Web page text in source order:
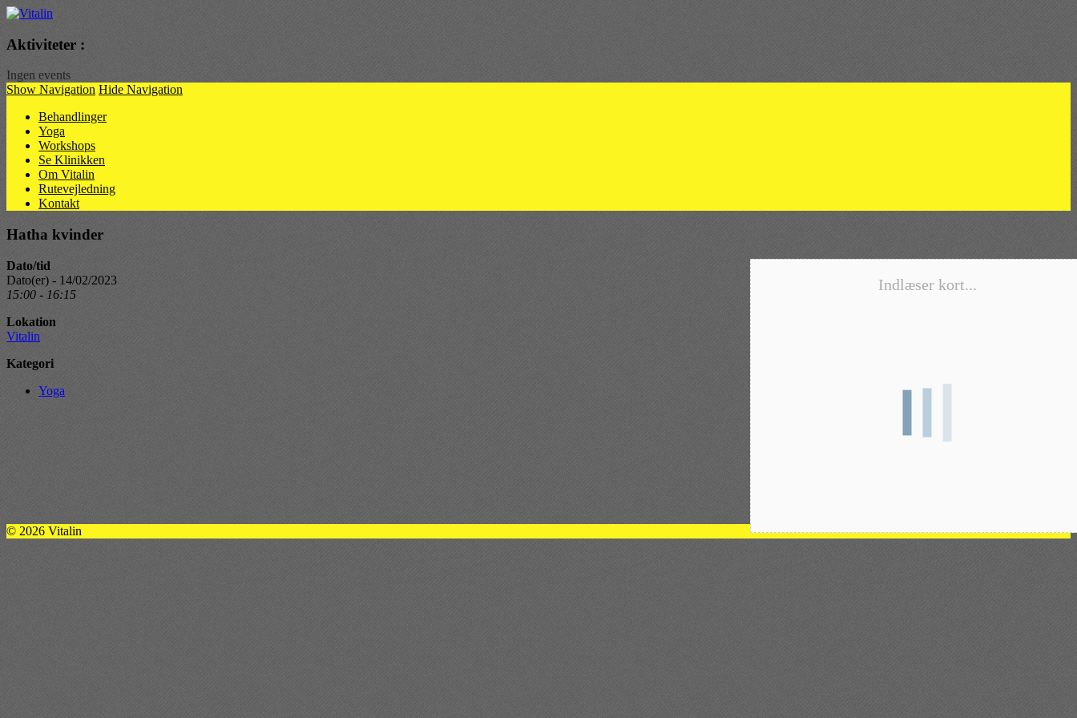
Aktiviteter :
Ingen events
Show Navigation Hide Navigation
Behandlinger
Yoga
Workshops
Se Klinikken
Om Vitalin
Rutevejledning
Kontakt
Hatha kvinder
Indlæser kort...
Dato/tid
Dato(er) - 14/02/2023
15:00 - 16:15
Lokation
Vitalin
Kategori
Yoga
© 2026 Vitalin